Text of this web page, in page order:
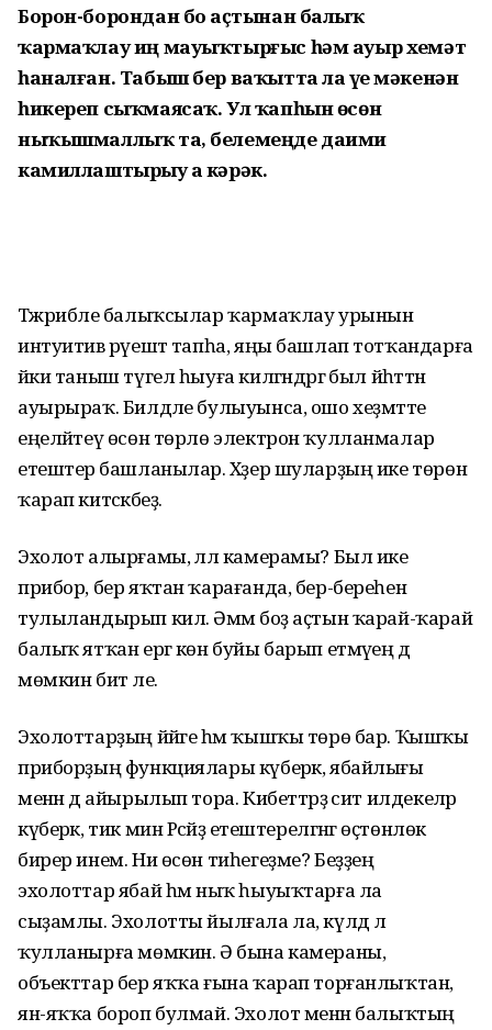
Борон-борондан боҙ аҫтынан балыҡ
ҡармаҡлау иң мауыҡтырғыс һәм ауыр хеҙмәт
һаналған. Табыш бер ваҡытта ла үҙе мәкенән
һикереп сыҡмаясаҡ. Ул ҡапһын өсөн
ныҡышмаллыҡ та, белемеңде даими
камиллаштырыу ҙа кәрәк.
Тәжрибәле балыҡсылар ҡармаҡлау урынын
интуитив рәүештә тапһа, яңы башлап тотҡандарға
йәки таныш түгел һыуға килгәндәргә был йәһәттән
ауырыраҡ. Билдәле булыуынса, ошо хеҙмәтте
еңеләй­теү өсөн төрлө электрон ҡулланмалар
етештерә башланылар. Хәҙер шуларҙың ике төрөн
ҡарап китәсәкбеҙ.
Эхолот алырғамы, әллә камерамы? Был ике
прибор, бер яҡтан ҡарағанда, бер-береһен
тулыландырып килә. Әммә боҙ аҫтын ҡарай-ҡарай
балыҡ ятҡан ергә көн буйы барып етмәүең дә
мөмкин бит әле.
Эхолоттарҙың йәйге һәм ҡышҡы төрө бар. Ҡышҡы
приборҙың функциялары күберәк, ябайлығы
менән дә айырылып тора. Кибеттәрҙә сит илдекеләр
күберәк, тик мин Рәсәйҙә етештерелгәнгә өҫтөнлөк
бирер инем. Ни өсөн тиһегеҙме? Беҙҙең
эхолоттар ябай һәм ныҡ һыуыҡтарға ла
сыҙамлы. Эхолотты йылғала ла, күлдә лә
ҡулланырға мөмкин. Ә бына камераны,
объекттар бер яҡҡа ғына ҡарап торған­лыҡтан,
ян-яҡҡа бороп булмай. Эхолот менән балыҡтың